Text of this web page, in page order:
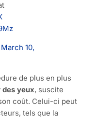
March 10,
de plus en plus
des yeux, suscite
coût. Celui-ci peut
tels que la